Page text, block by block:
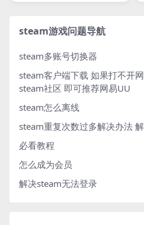
steam游戏问题导航
steam多账号切换器
steam客户端下载 如果打不开
steam社区 即可推荐网易UU
steam怎么离线
steam重复次数过多解决办法
必看教程
怎么成为会员
解决steam无法登录